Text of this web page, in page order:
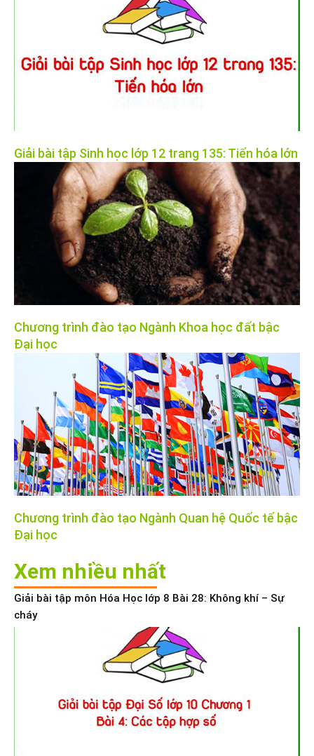
Giải bài tập Sinh học lớp 12 trang 135: Tiến hóa lớn
Chương trình đào tạo Ngành Khoa học đất bậc
Đại học
Chương trình đào tạo Ngành Quan hệ Quốc tế bậc
Đại học
Xem nhiều nhất
Giải bài tập môn Hóa Học lớp 8 Bài 28: Không khí – Sự
cháy